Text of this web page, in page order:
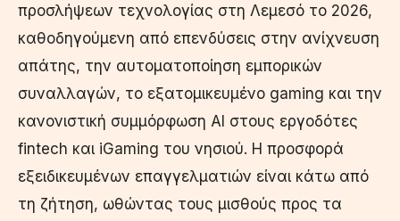
προσλήψεων τεχνολογίας στη Λεμεσό το 2026,
καθοδηγούμενη από επενδύσεις στην ανίχνευση
απάτης, την αυτοματοποίηση εμπορικών
συναλλαγών, το εξατομικευμένο gaming και την
κανονιστική συμμόρφωση AI στους εργοδότες
fintech και iGaming του νησιού. Η προσφορά
εξειδικευμένων επαγγελματιών είναι κάτω από
τη ζήτηση, ωθώντας τους μισθούς προς τα